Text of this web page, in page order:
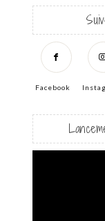
Facebook